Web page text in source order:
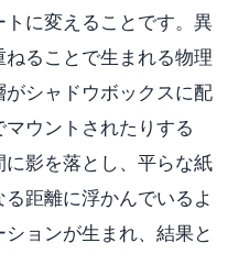
に変えることです。異
ることで生まれる物理
シャドウボックスに配
ウントされたりする
影を落とし、平らな紙
距離に浮かんでいるよ
ョンが生まれ、結果と